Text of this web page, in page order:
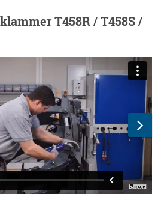
T458R / T458S /